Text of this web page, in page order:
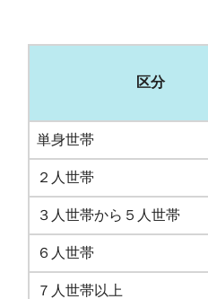
区分
単身世帯
２人世帯
３人世帯から５人世帯
６人世帯
７人世帯以上